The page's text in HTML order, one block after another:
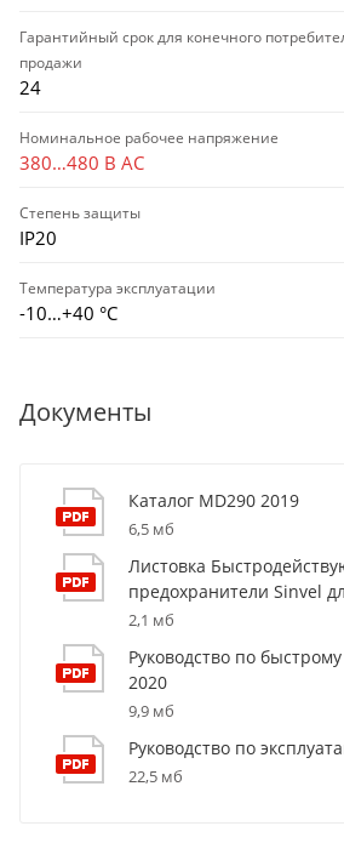
Гарантийный срок для конечного
продажи
24
Номинальное рабочее напряжение
380…480 В AC
Степень защиты
IP20
Температура эксплуатации
-10…+40 °С
Документы
Каталог MD290 2019
6,5 мб
Листовка
предохранители Sinvel
2,1 мб
Руководство по
2020
9,9 мб
Руководство по
22,5 мб